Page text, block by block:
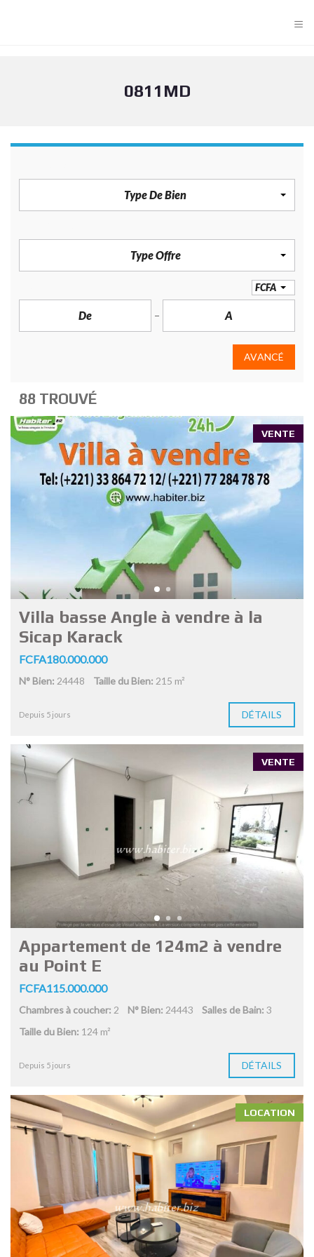
≡
0811MD
Type De Bien
Type Offre
FCFA
AVANCÉ
88 TROUVÉ
VENTE
Villa basse Angle à vendre à la
Sicap Karack
FCFA180.000.000
N° Bien: 24448 Taille du Bien: 215 m²
Depuis 5 jours DÉTAILS
VENTE
Appartement de 124m2 à vendre
au Point E
FCFA115.000.000
Chambres à coucher: 2 N° Bien: 24443 Salles de Bain: 3
Taille du Bien: 124 m²
Depuis 5 jours DÉTAILS
LOCATION